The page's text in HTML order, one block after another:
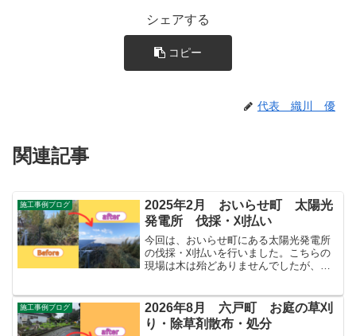
シェアする
コピー
代表 織川 優
関連記事
施工事例ブログ
2025年2月 おいらせ町 太陽光
発電所 伐採・刈払い
今回は、おいらせ町にある太陽光発電所
の伐採・刈払いを行いました。こちらの
現場は木は殆どありませんでしたが、
は・野生動物の住処になっている・放火
やゴミの不法投棄が心配・...
施工事例ブログ
2026年8月 六戸町 お庭の草刈
り・除草剤散布・処分